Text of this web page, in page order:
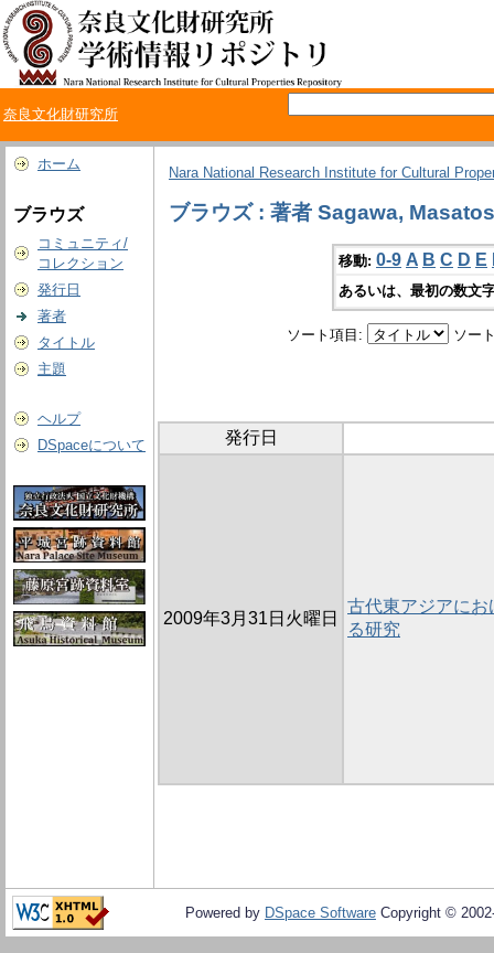
奈良文化財研究所
ホーム
ブラウズ
コミュニティ/
コレクション
発行日
著者
タイトル
主題
ヘルプ
DSpaceについて
Nara National Research Institute for Cultural
ブラウズ : 著者 Sagawa,
移動: 0-9 A B C D E
あるいは、最初の数文
ソート項目: ソー
発行日
2009年3月31日火曜日
古代東アジアに
る研究
Powered by DSpace Software Copyright ©